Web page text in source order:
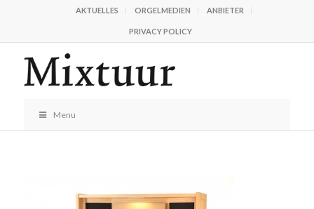
AKTUELLES ORGELMEDIEN ANBIETER
PRIVACY POLICY
Menu